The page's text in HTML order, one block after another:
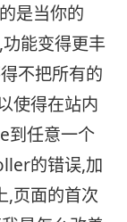
是当你的
能变得更丰
不把所有的
使得在站内
到任意一个
的错误,加
页面的首次